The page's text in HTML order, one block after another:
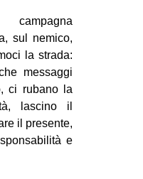
campagna
sul nemico,
la strada:
messaggi
ci rubano la
lascino il
il presente,
e